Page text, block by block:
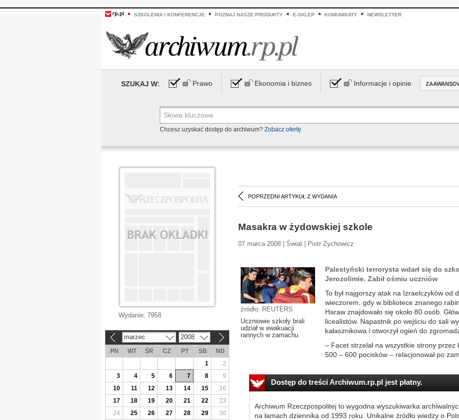
SZKOLENIA I KONFERENCJE POZNAJ NASZE PRODUKTY E-SKLEP KOMUNIKATY NEWSLETTER
SZUKAJ W: Prawo Ekonomia i biznes Informacje i opinie
Chcesz uzyskać dostęp do archiwum? Zobacz ofertę
POPRZEDNI ARTYKUŁ Z WYDANIA
Masakra w żydowskiej szkole
07 marca 2008 | Świat | Piotr Zychowicz
źródło: REUTERS
Uczniowie szkoły brali
udział w ewakuacji
rannych w zamachu
Palestyński terrorysta wdarł się do
Jerozolimie. Zabił ośmiu uczniów
To był najgorszy atak na Izraelczyków od
wieczorem, gdy w bibliotece znanego
Haraw znajdowało się około 80 osób.
licealistów. Napastnik po wejściu do sali
kałasznikowa i otworzył ogień do
– Facet strzelał na wszystkie strony przez
500 – 600 pocisków – relacjonował po
Dostęp do treści Archiwum.rp.pl jest płatny.
Archiwum Rzeczpospolitej to wygodna wyszukiwarka
na łamach dziennika od 1993 roku. Unikalne źródło wiedzy o
Wydanie: 7958
marzec 2008
PN WT ŚR CZ PT SB
ND
1
2
3
4 5 6 7 8
9
10
11 12 13 14 15
16
17
18 19 20 21 22
23
24
25 26 27 28 29
30